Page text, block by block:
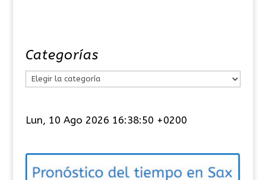
Categorías
e
o
Lun, 10 Ago 2026 16:38:50 +0200